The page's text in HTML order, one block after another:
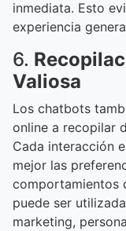
inmediata. Esto
experiencia
6.
Valiosa
Los chatbots
online a recopilar
Cada interacción
mejor las
comportamientos
puede ser
marketing,